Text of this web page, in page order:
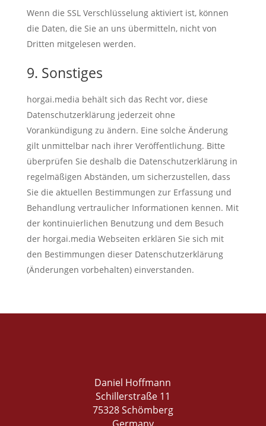
Wenn die SSL Verschlüsselung aktiviert ist, können
die Daten, die Sie an uns übermitteln, nicht von
Dritten mitgelesen werden.
9. Sonstiges
horgai.media behält sich das Recht vor, diese
Datenschutzerklärung jederzeit ohne
Vorankündigung zu ändern. Eine solche Änderung
gilt unmittelbar nach ihrer Veröffentlichung. Bitte
überprüfen Sie deshalb die Datenschutzerklärung in
regelmäßigen Abständen, um sicherzustellen, dass
Sie die aktuellen Bestimmungen zur Erfassung und
Behandlung vertraulicher Informationen kennen. Mit
der kontinuierlichen Benutzung und dem Besuch
der horgai.media Webseiten erklären Sie sich mit
den Bestimmungen dieser Datenschutzerklärung
(Änderungen vorbehalten) einverstanden.
Daniel Hoffmann
Schillerstraße 11
75328 Schömberg